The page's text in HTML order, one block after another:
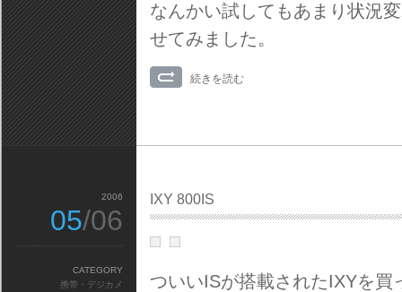
なんかい試してもあまり状況
せてみました。
続きを読む
IXY 800IS
ついいISが搭載されたIXYを買
2006
05/06
CATEGORY
携帯・デジカメ